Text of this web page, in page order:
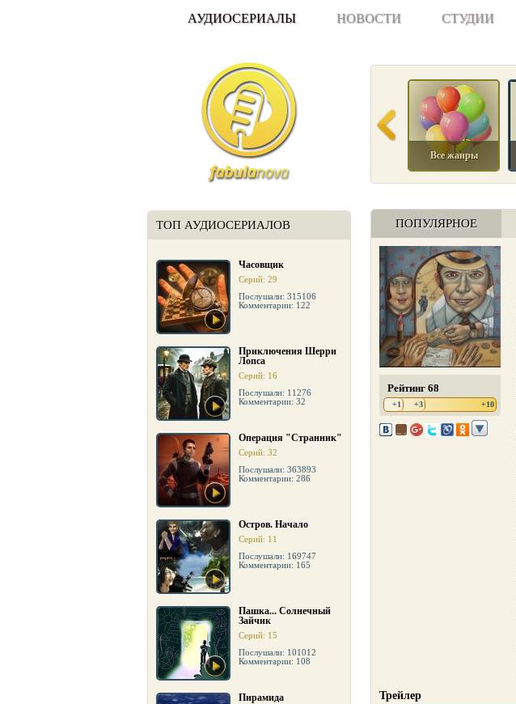
АУДИОСЕРИАЛЫ НОВОСТИ СТУДИИ
ТОП АУДИОСЕРИАЛОВ
Часовщик
Серий: 29
Послушали: 315106
Комментарии: 122
Приключения Шерри
Лопса
Серий: 16
Послушали: 11276
Комментарии: 32
Операция "Странник"
Серий: 32
Послушали: 363893
Комментарии: 286
Остров. Начало
Серий: 11
Послушали: 169747
Комментарии: 165
Пашка... Солнечный
Зайчик
Серий: 15
Послушали: 101012
Комментарии: 108
Пирамида
Все жанры
ПОПУЛЯРНОЕ
Рейтинг 68
+1 +3 +10
Трейлер